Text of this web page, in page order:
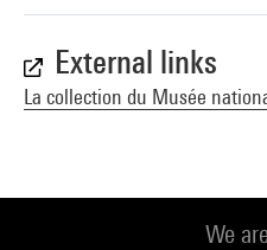
External links
La collection du Musée
We